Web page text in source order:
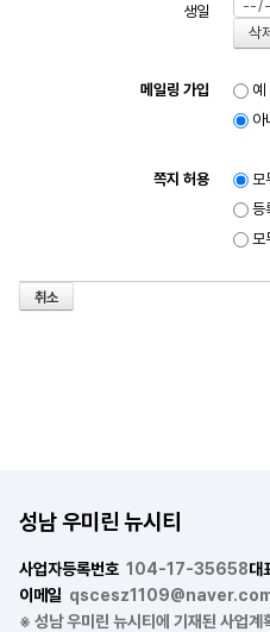
생일
메일링 가입
예
아
쪽지 허용
모
등
모
취소
성남 우미린 뉴시티
사업자등록번호 104-17-35658대
이메일
※ 성남 우미린 뉴시티에 기재된 사업계